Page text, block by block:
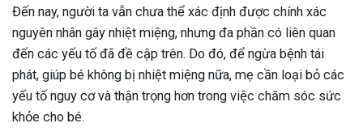
Đến nay, người ta vẫn chưa thể xác định được chính xác
nguyên nhân gây nhiệt miệng, nhưng đa phần có liên quan
đến các yếu tố đã đề cập trên. Do đó, để ngừa bệnh tái
phát, giúp bé không bị nhiệt miệng nữa, mẹ cần loại bỏ các
yếu tố nguy cơ và thận trọng hơn trong việc chăm sóc sức
khỏe cho bé.